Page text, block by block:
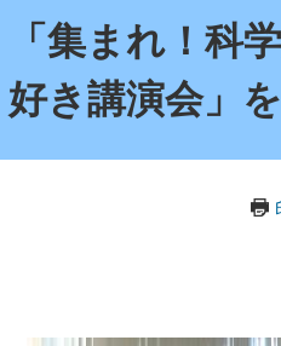
「集まれ！科
好き講演会」